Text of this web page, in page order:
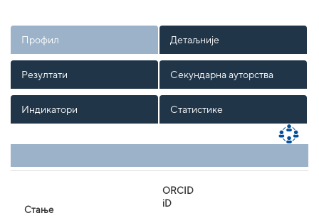
Профил Детаљније
Резултати Секундарна ауторства
Индикатори Статистике
Стање
ORCID
iD